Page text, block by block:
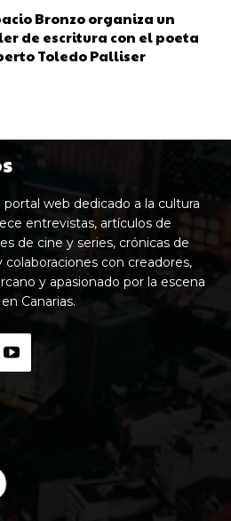
Bronzo organiza un
de escritura con el poeta
Toledo Palliser
web dedicado a la cultura
entrevistas, artículos de
de cine y series, crónicas de
con creadores,
y apasionado por la escena
Canarias.